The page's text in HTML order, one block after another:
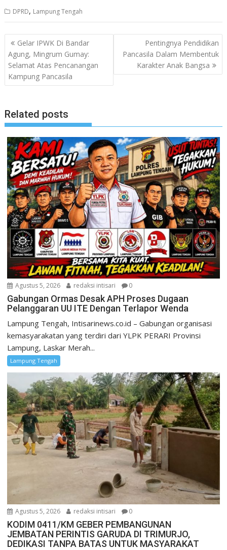
DPRD, Lampung Tengah
Navigasi
pos
Gelar IPWK Di Bandar
Agung, Mingrum Gumay:
Selamat Atas Pencanangan
Kampung Pancasila
Pentingnya Pendidikan
Pancasila Dalam Membentuk
Karakter Anak Bangsa
Related posts
Agustus 5, 2026 redaksi intisari 0
Gabungan Ormas Desak APH Proses Dugaan
Pelanggaran UU ITE Dengan Terlapor Wenda
Lampung Tengah, Intisarinews.co.id – Gabungan organisasi
kemasyarakatan yang terdiri dari YLPK PERARI Provinsi
Lampung, Laskar Merah...
Lampung Tengah
Agustus 5, 2026 redaksi intisari 0
KODIM 0411/KM GEBER PEMBANGUNAN
JEMBATAN PERINTIS GARUDA DI TRIMURJO,
DEDIKASI TANPA BATAS UNTUK MASYARAKAT